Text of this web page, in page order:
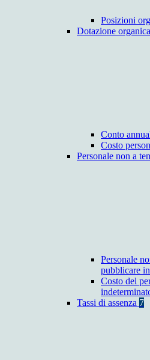
Posizioni
Dotazione organica
Conto
Costo
Personale non a
Personale
pubblicare
Costo del
Tassi di assenza 7